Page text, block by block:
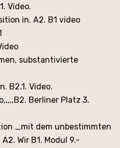
Video.
in. A2. B1 video
substantivierte
B2.1. Video.
Berliner Platz 3.
_mit dem unbestimmten
Wir B1. Modul 9.-